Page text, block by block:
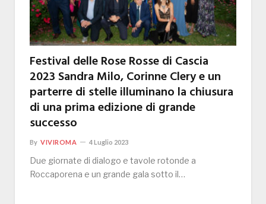
Festival delle Rose Rosse di Cascia
2023 Sandra Milo, Corinne Clery e un
parterre di stelle illuminano la chiusura
di una prima edizione di grande
successo
By VIVIROMA 4 Luglio 2023
Due giornate di dialogo e tavole rotonde a
Roccaporena e un grande gala sotto il…